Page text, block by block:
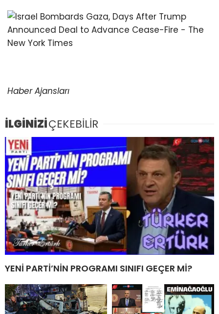
Haber Ajansları
İLGİNİZİÇEKEBİLİR
YENİ PARTİ’NİN PROGRAMI SINIFI GEÇER Mİ?